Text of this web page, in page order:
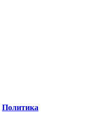
Политика